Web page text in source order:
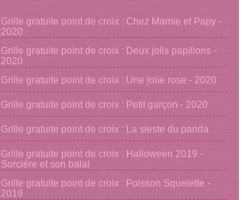
Grille gratuite point de croix : Chez Mamie et Papy -
2020
Grille gratuite point de croix : Deux jolis papillons -
2020
Grille gratuite point de croix : Une jolie rose - 2020
Grille gratuite point de croix : Petit garçon - 2020
Grille gratuite point de croix : La sieste du panda
Grille gratuite point de croix : Halloween 2019 -
Sorcière et son balai
Grille gratuite point de croix : Poisson Squelette -
2019